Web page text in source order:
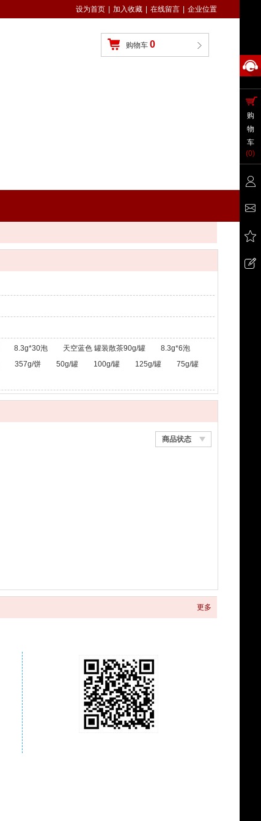
购物车 0
设为首页 加入收藏 在线留言 企业位置
8.3g*30泡 天空蓝色 罐装散茶90g/罐
8.3g*6泡
357g/饼 50g/罐 100g/罐 125g/罐
75g/罐
商品状态
更多
购
物
车
(0)